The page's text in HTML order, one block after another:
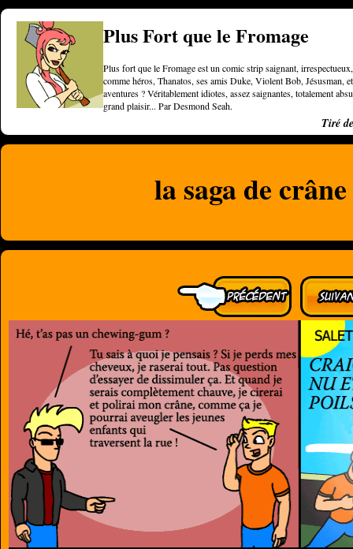
Plus Fort que le Fromage
Plus fort que le Fromage est un comic strip saignant,
comme héros, Thanatos, ses amis Duke, Violent Bob, Jésusman,
aventures ? Véritablement idiotes, assez saignantes, totalement
grand plaisir... Par Desmond Seah.
Tiré
la saga de